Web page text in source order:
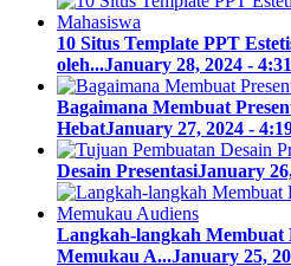
10 Situs Template PPT
oleh...January 28, 2024 -
Bagaimana Membuat
HebatJanuary 27, 2024 -
Desain PresentasiJanuary
Langkah-langkah Membuat
Memukau A...January 25,